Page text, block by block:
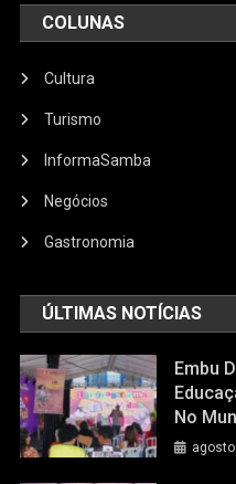
COLUNAS
Cultura
Turismo
InformaSamba
Negócios
Gastronomia
ÚLTIMAS NOTÍCIAS
Embu
No